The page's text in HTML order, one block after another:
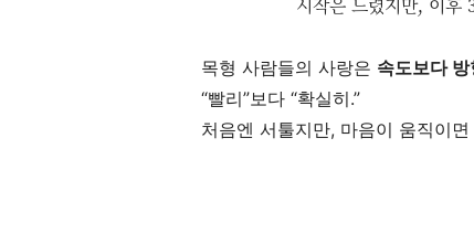
목형 사람들의 사랑은 속도보다 방
“빨리”보다 “확실히.”
처음엔 서툴지만, 마음이 움직이